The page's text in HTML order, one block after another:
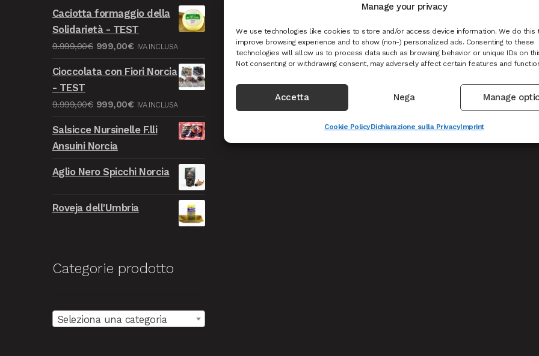
Manage your privacy
We use technologies like cookies to store and/or access device information. We do this
improve browsing experience and to show (non-) personalized ads. Consenting to these
technologies will allow us to process data such as browsing behavior or unique IDs on
Not consenting or withdrawing consent, may adversely affect certain features and
Accetta Nega Manage
Cookie PolicyDichiarazione sulla PrivacyImprint
Caciotta formaggio della
Solidarietà - TEST
9.999,00€ Il
originale
9.999,00€.
999,00€Il
attuale
999,00€.
IVA INCLUSA
Cioccolata con Fiori Norcia
- TEST
9.999,00€ Il
originale
era:
9.999,00€.
999,00€Il
attuale
999,00€.
IVA INCLUSA
Salsicce Nursinelle F.lli
Ansuini Norcia
Aglio Nero Spicchi Norcia
Roveja dell'Umbria
Categorie prodotto
Seleziona una categoria